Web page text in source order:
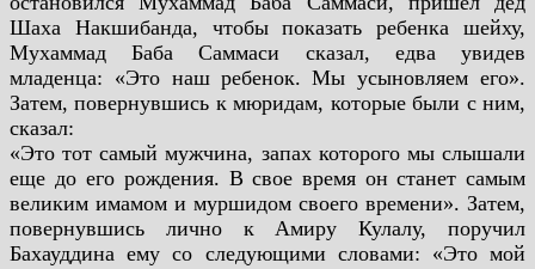
Шаха Накшибанда, чтобы показать ребенка шейху,
Мухаммад Баба Саммаси сказал, едва увидев
младенца: «Это наш ребенок. Мы усыновляем его».
Затем, повернувшись к мюридам, которые были с ним,
сказал:
«Это тот самый мужчина, запах которого мы слышали
еще до его рождения. В свое время он станет самым
великим имамом и муршидом своего времени». Затем,
повернувшись лично к
Амиру Кулалу, поручил
Бахауддина ему со следующими словами: «Это мой